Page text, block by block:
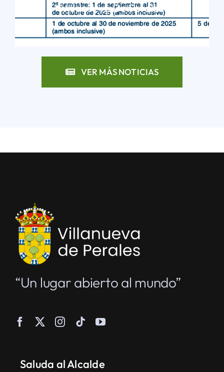
Villanueva De Perales
LEER MÁS
VER MÁS NOTICIAS
“Un lugar abierto al mundo”
Saluda al Alcalde